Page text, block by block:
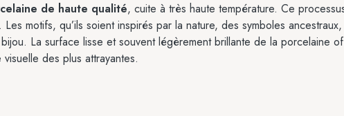
de haute qualité, cuite à très haute température. Ce
motifs, qu’ils soient inspirés par la nature, des symboles
La surface lisse et souvent légèrement brillante de la porcelaine
des plus attrayantes.